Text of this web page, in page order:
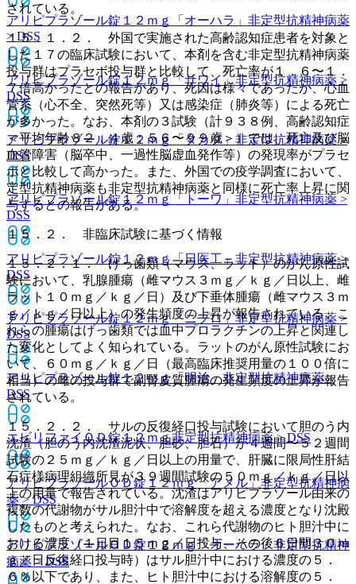
アリピプラゾール錠１２ｍｇ「オーハラ」 非定型抗精神病薬
> DSS
アリピプラゾール錠１２ｍｇ「サワイ」非定型抗精神病薬 >
DSS
アリピプラゾール錠１２ｍｇ「タカタ」 非定型抗精神病薬 >
DSS
アリピプラゾール錠１２ｍｇ「トーワ」 非定型抗精神病薬 >
DSS
アリピプラゾール錠１２ｍｇ「日医工」非定型抗精神病薬 >
DSS
アリピプラゾール錠１２ｍｇ「ニプロ」非定型抗精神病薬 >
DSS
アリピプラゾール錠１２ｍｇ「明治」非定型抗精神病薬 >
DSS
エビリファイＯＤ錠１２ｍｇ非定型抗精神病薬 > DSS
アリピプラゾールＯＤ錠１２ｍｇ「アメル」非定型抗精神病
薬 > DSS
アリピプラゾールＯＤ錠１２ｍｇ「オーハラ」非定型抗精神
病薬 > DSS
されている。
１５．１．２． 外国で実施された高齢認知症患者を対象と
した１７の臨床試験において、本剤を含む非定型抗精神病薬
投与群はプラセボ投与群と比較して、死亡率が１．６〜１．
７倍高かったとの報告があり、死因は様々であったが、心血
管系（心不全、突然死等）又は感染症（肺炎等）による死亡
が多かった。なお、本剤の３試験（計９３８例、高齢認知症
＜平均年齢８２．４歳；５６〜９９歳＞）では、死亡及び脳
血管障害（脳卒中、一過性脳虚血発作等）の発現率がプラセ
ボと比較して高かった。また、外国での疫学調査において、
定型抗精神病薬も非定型抗精神病薬と同様に死亡率上昇に関
与するとの報告がある。
１５．２． 非臨床試験に基づく情報
１５．２．１． げっ歯類（マウス、ラット）のがん原性試
験において、乳腺腫瘍（雌マウス３ｍｇ／ｋｇ／日以上、雌
ラット１０ｍｇ／ｋｇ／日）及び下垂体腫瘍（雌マウス３ｍ
ｇ／ｋｇ／日以上）の発生頻度の上昇が報告されている。こ
れらの腫瘍はげっ歯類では血中プロラクチンの上昇と関連し
た変化としてよく知られている。ラットのがん原性試験にお
いて、６０ｍｇ／ｋｇ／日（最高臨床推奨用量の１００倍に
相当）の雌の投与群で副腎皮質腫瘍の発生頻度の上昇が報告
されている。
１５．２．２． サルの反復経口投与試験において胆のう内
沈渣（胆のう内沈渣泥状、胆砂、胆石）が４週間〜５２週間
試験の２５ｍｇ／ｋｇ／日以上の用量で、肝臓に限局性肝結
石症様病理組織所見が３９週間試験の５０ｍｇ／ｋｇ／日以
上の用量で報告されている。沈渣はアリピプラゾール由来の
複数の代謝物がサル胆汁中で溶解度を超える濃度となり沈殿
したものと考えられた。なお、これら代謝物のヒト胆汁中に
おける濃度（１日目１５ｍｇ／日投与、その後６日間３０ｍ
ｇ／日反復経口投与時）はサル胆汁中における濃度の５．
６％以下であり、また、ヒト胆汁中における溶解度の５．